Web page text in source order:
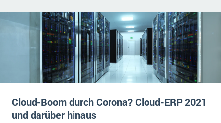
Cloud-Boom durch Corona? Cloud-ERP 2021
und darüber hinaus